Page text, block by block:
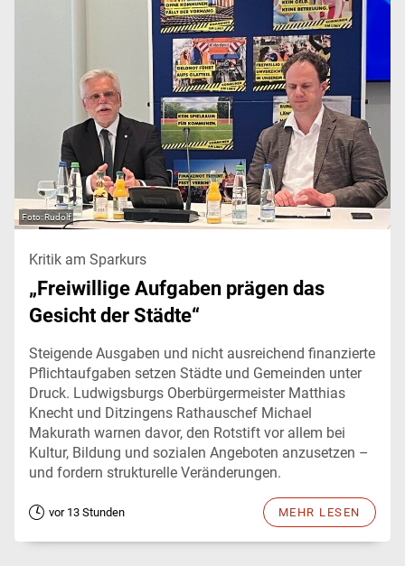
Rudolf
Kritik am Sparkurs
„Freiwillige Aufgaben prägen das
Gesicht der Städte“
Steigende Ausgaben und nicht ausreichend finanzierte
Pflichtaufgaben setzen Städte und Gemeinden unter
Druck. Ludwigsburgs Oberbürgermeister Matthias
Knecht und Ditzingens Rathauschef Michael
Makurath warnen davor, den Rotstift vor allem bei
Kultur, Bildung und sozialen Angeboten anzusetzen –
und fordern strukturelle Veränderungen.
vor 13 Stunden MEHR LESEN